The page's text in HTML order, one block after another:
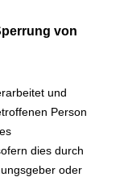
von
und
Person
dies durch
oder